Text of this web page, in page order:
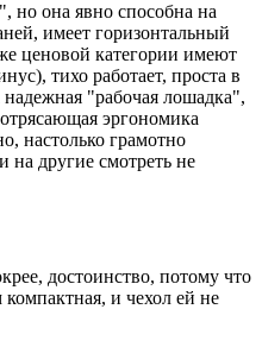
но она явно способна на
имеет горизонтальный
ценовой категории имеют
тихо работает, проста в
"рабочая лошадка",
эргономика
настолько грамотно
на другие смотреть не
достоинство, потому что
и чехол ей не